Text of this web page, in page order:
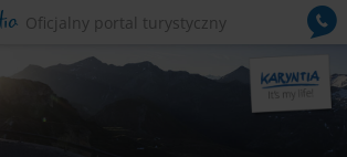
Oficjalny portal turystyczny